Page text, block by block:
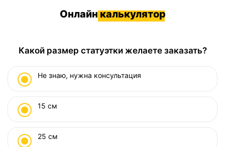
Онлайнкалькулятор
Какой размер статуэтки желаете заказать?
Не знаю, нужна консультация
15 см
25 см